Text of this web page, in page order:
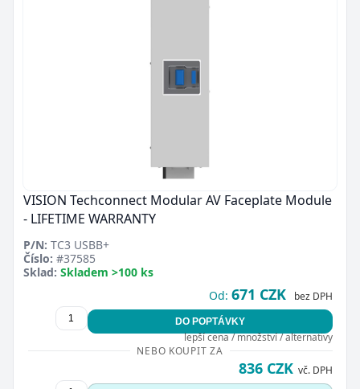
VISION Techconnect Modular AV Faceplate Module
- LIFETIME WARRANTY
P/N: TC3 USBB+
Číslo: #37585
Sklad: Skladem >100 ks
Od: 671 CZK bez DPH
DO POPTÁVKY
lepší cena / množství / alternativy
NEBO KOUPIT ZA
836 CZK vč. DPH